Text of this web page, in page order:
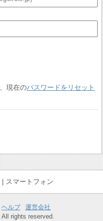
現在のパスワードをリセット
スマートフォン
ヘルプ
運営会社
rights reserved.